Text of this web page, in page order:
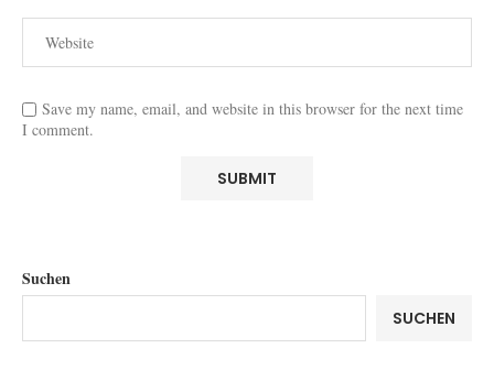
Save my name, email, and website in this browser for the next time
I comment.
Suchen
SUCHEN